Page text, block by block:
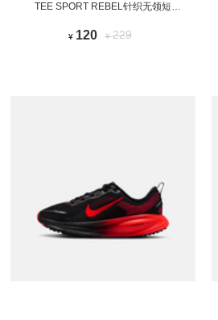
TEE SPORT REBEL针织无领短
¥ 120 ¥229